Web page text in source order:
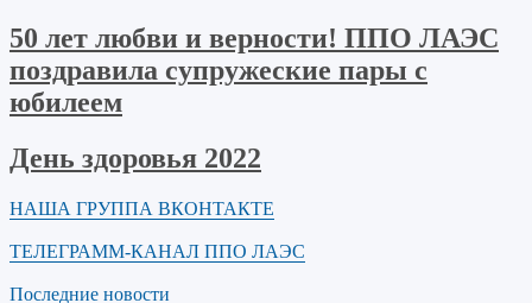
50 лет любви и верности! ППО ЛАЭС
поздравила супружеские пары с
юбилеем
День здоровья 2022
НАША ГРУППА ВКОНТАКТЕ
ТЕЛЕГРАММ-КАНАЛ ППО ЛАЭС
Последние новости